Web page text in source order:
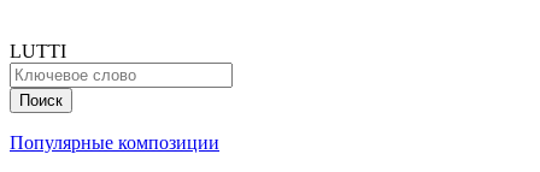
LUTTI
Популярные композиции